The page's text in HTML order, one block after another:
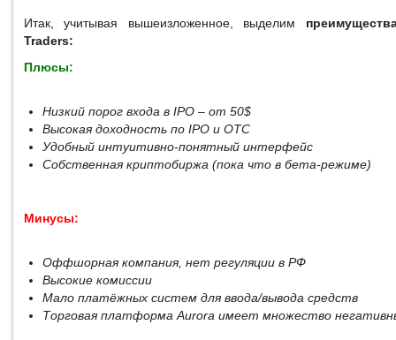
Итак, учитывая вышеизложенное, выделим
Traders:
Плюсы:
Низкий порог входа в IPO – от 50$
Высокая доходность по IPO и OTC
Удобный интуитивно-понятный интерфейс
Собственная криптобиржа (пока что в бета-режиме)
Минусы:
Оффшорная компания, нет регуляции в РФ
Высокие комиссии
Мало платёжных систем для ввода/вывода средств
Торговая платформа Aurora имеет множество